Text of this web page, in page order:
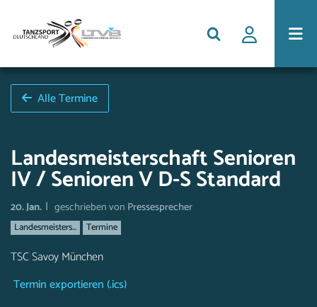
Alle Termine
Landesmeisterschaft Senioren
IV / Senioren V D-S Standard
20. Jan. | geschrieben von Pressesprecher
Landesmeisters... Termine
TSC Savoy München
Termin exportieren (.ics)